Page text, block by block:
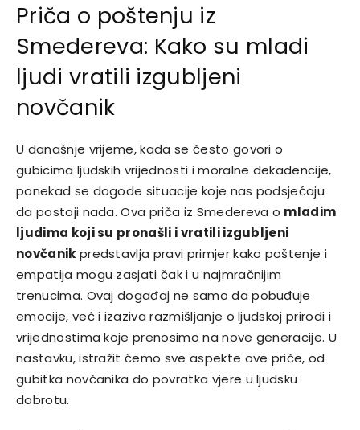
Priča o poštenju iz
Smedereva: Kako su mladi
ljudi vratili izgubljeni
novčanik
U današnje vrijeme, kada se često govori o
gubicima ljudskih vrijednosti i moralne dekadencije,
ponekad se dogode situacije koje nas podsjećaju
da postoji nada. Ova priča iz Smedereva o mladim
ljudima koji su pronašli i vratili izgubljeni
novčanik predstavlja pravi primjer kako poštenje i
empatija mogu zasjati čak i u najmračnijim
trenucima. Ovaj događaj ne samo da pobuđuje
emocije, već i izaziva razmišljanje o ljudskoj prirodi i
vrijednostima koje prenosimo na nove generacije. U
nastavku, istražit ćemo sve aspekte ove priče, od
gubitka novčanika do povratka vjere u ljudsku
dobrotu.